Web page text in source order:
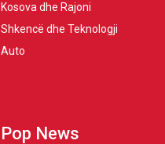
Kosova dhe Rajoni
Shkencë dhe Teknologji
Auto
Pop News